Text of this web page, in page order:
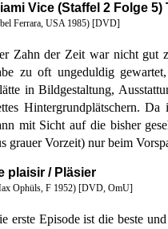
Vice (Staffel 2 Folge
Ferrara, USA 1985) [DVD]
Zahn der Zeit war nicht gut
zu oft ungeduldig
in Bildgestaltung,
Hintergrundplätschern.
mit Sicht auf die bisher
grauer Vorzeit) nur beim
plaisir / Pläsier
Ophüls, F 1952) [DVD, OmU]
erste Episode ist die beste